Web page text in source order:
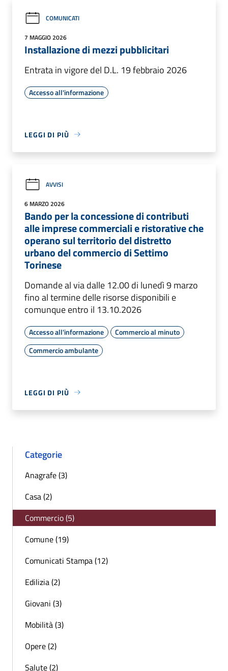
COMUNICATI
7 MAGGIO 2026
Installazione di mezzi pubblicitari
Entrata in vigore del D.L. 19 febbraio 2026
Accesso all'informazione
LEGGI DI PIÙ
AVVISI
6 MARZO 2026
Bando per la concessione di contributi
alle imprese commerciali e ristorative che
operano sul territorio del distretto
urbano del commercio di Settimo
Torinese
Domande al via dalle 12.00 di lunedì 9 marzo
fino al termine delle risorse disponibili e
comunque entro il 13.10.2026
Accesso all'informazione
Commercio al minuto
Commercio ambulante
LEGGI DI PIÙ
Categorie
Anagrafe (3)
Casa (2)
Commercio (5)
Comune (19)
Comunicati Stampa (12)
Edilizia (2)
Giovani (3)
Mobilità (3)
Opere (2)
Salute (2)